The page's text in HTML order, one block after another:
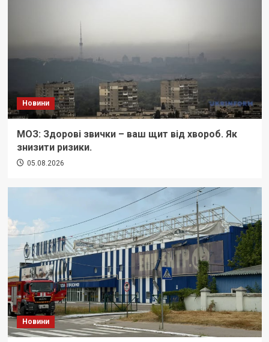
Новини
МОЗ: Здорові звички – ваш щит від хвороб. Як
знизити ризики.
05.08.2026
Новини